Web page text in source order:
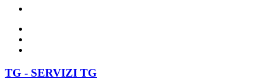
TG - SERVIZI TG